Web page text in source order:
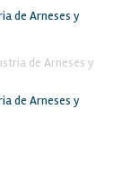
de Arneses y
de Arneses y